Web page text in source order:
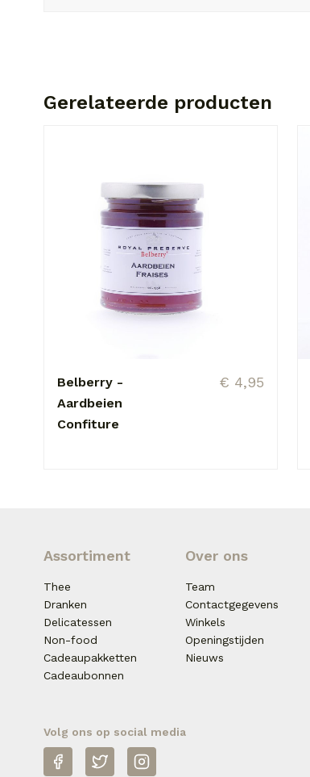
Gerelateerde producten
Belberry -
Aardbeien
Confiture
€ 4,95
Assortiment
Thee
Dranken
Delicatessen
Non-food
Cadeaupakketten
Cadeaubonnen
Over ons
Team
Contactgegevens
Winkels
Openingstijden
Nieuws
Volg ons op social media